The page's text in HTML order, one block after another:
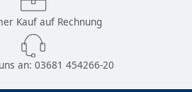
Kauf auf Rechnung
an: 03681 454266-20